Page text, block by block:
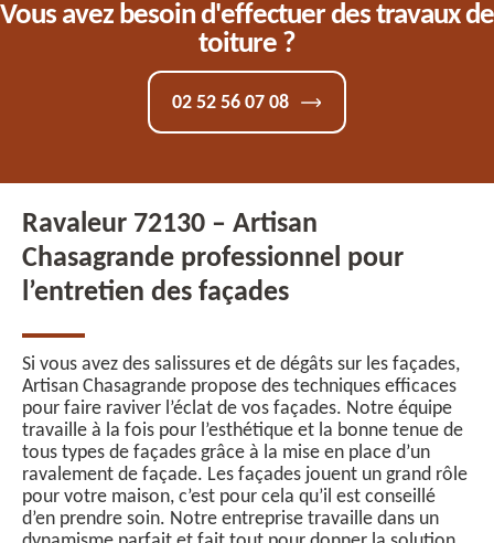
Vous avez besoin d'effectuer des travaux de
toiture ?
02 52 56 07 08
Ravaleur 72130 – Artisan
Chasagrande professionnel pour
l’entretien des façades
Si vous avez des salissures et de dégâts sur les façades,
Artisan Chasagrande propose des techniques efficaces
pour faire raviver l’éclat de vos façades. Notre équipe
travaille à la fois pour l’esthétique et la bonne tenue de
tous types de façades grâce à la mise en place d’un
ravalement de façade. Les façades jouent un grand rôle
pour votre maison, c’est pour cela qu’il est conseillé
d’en prendre soin. Notre entreprise travaille dans un